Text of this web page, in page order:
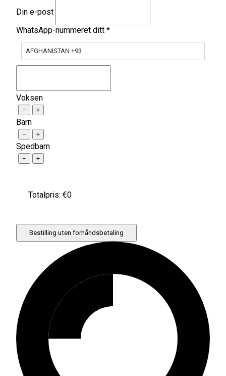
Din e-post
WhatsApp-nummeret ditt *
AFGHANISTAN +93
Voksen
− +
Barn
− +
Spedbarn
− +
Totalpris: €0
Bestilling uten forhåndsbetaling